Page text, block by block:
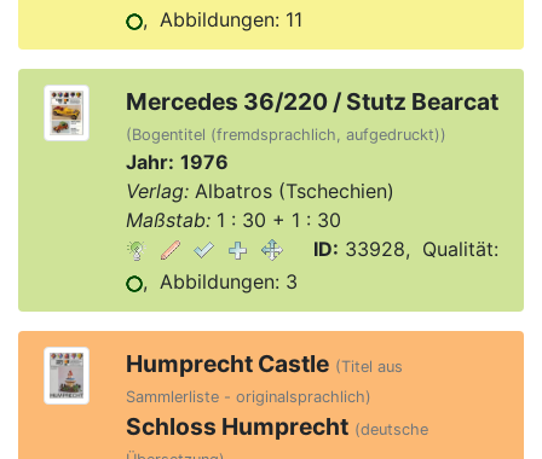
, Abbildungen: 11
Mercedes 36/220 / Stutz Bearcat
(Bogentitel (fremdsprachlich, aufgedruckt))
Jahr: 1976
Verlag:Albatros (Tschechien)
Maßstab:1 : 30 + 1 : 30
ID: 33928, Qualität:
, Abbildungen: 3
Humprecht Castle (Titel aus
Sammlerliste - originalsprachlich)
Schloss Humprecht (deutsche